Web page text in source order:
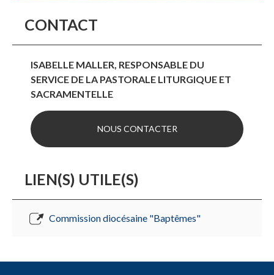
CONTACT
ISABELLE MALLER, RESPONSABLE DU
SERVICE DE LA PASTORALE LITURGIQUE ET
SACRAMENTELLE
NOUS CONTACTER
LIEN(S) UTILE(S)
Commission diocésaine "Baptêmes"